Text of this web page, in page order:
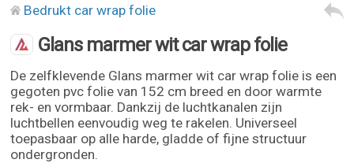
Bedrukt car wrap folie
Glans marmer wit car wrap folie
De zelfklevende Glans marmer wit car wrap folie is een
gegoten pvc folie van 152 cm breed en door warmte
rek- en vormbaar. Dankzij de luchtkanalen zijn
luchtbellen eenvoudig weg te rakelen. Universeel
toepasbaar op alle harde, gladde of fijne structuur
ondergronden.